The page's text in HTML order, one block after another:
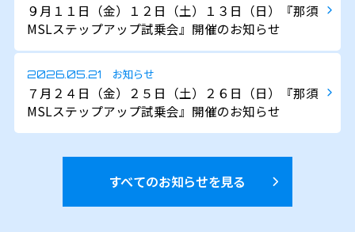
９月１１日（金）１２日（土）１３日（日）『那須
MSLステップアップ試乗会』開催のお知らせ
2026.05.21 お知らせ
７月２４日（金）２５日（土）２６日（日）『那須
MSLステップアップ試乗会』開催のお知らせ
すべてのお知らせを見る